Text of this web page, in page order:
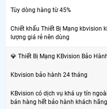
Tùy dòng hàng từ 45%
Chiết khấu Thiết Bị Mạng kbvision
lượng giá rẻ nên dùng
💎 Thiết Bị Mạng KBvision Bảo
Kbvision bảo hành 24 tháng
KBvision có dịch vụ khá uy tín
bán hàng hết bảo hành khách